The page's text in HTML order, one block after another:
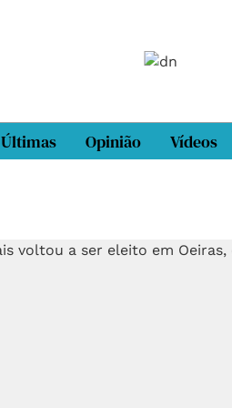
Últimas Opinião Vídeos